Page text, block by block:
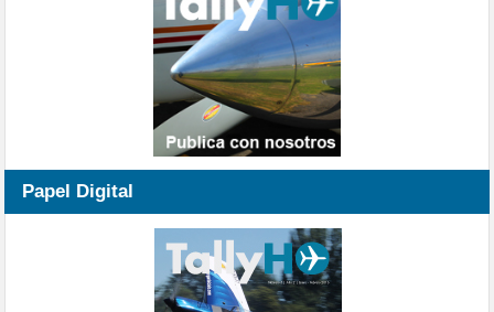
Papel Digital